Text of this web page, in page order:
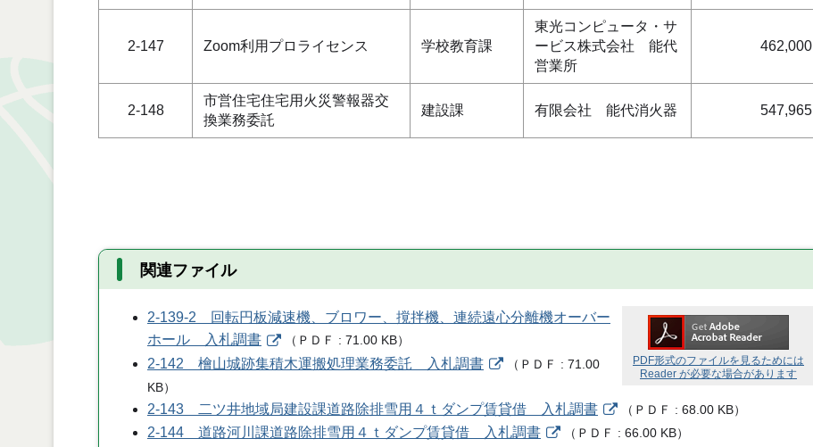
2-147 Zoom利用プロライセンス 学校教育課
東光コンピュータ・サ
ービス株式会社 能代
営業所
462,000
2-148
市営住宅住宅用火災警報器交
換業務委託
建設課 有限会社 能代消火器 547,965
関連ファイル
PDF形式のファイルを見るためには
Reader が必要な場合があります
2-139-2 回転円板減速機、ブロワー、撹拌機、連続遠心分離機オーバー
ホール 入札調書
（ ＰＤＦ 71.00 KB）
2-142 檜山城跡集積木運搬処理業務委託 入札調書 （ ＰＤＦ
71.00
KB）
2-143 二ツ井地域局建設課道路除排雪用４ｔダンプ賃貸借 入札調書 （ ＰＤＦ 68.00 KB）
2-144 道路河川課道路除排雪用４ｔダンプ賃貸借 入札調書 （ ＰＤＦ 66.00 KB）